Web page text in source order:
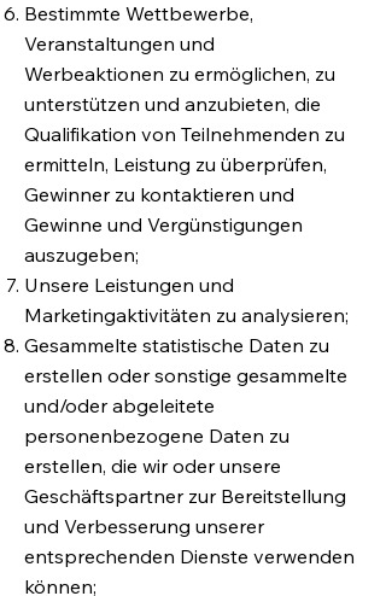
Bestimmte Wettbewerbe,
Veranstaltungen und
Werbeaktionen zu ermöglichen, zu
unterstützen und anzubieten, die
Qualifikation von Teilnehmenden zu
ermitteln, Leistung zu überprüfen,
Gewinner zu kontaktieren und
Gewinne und Vergünstigungen
auszugeben;
Unsere Leistungen und
Marketingaktivitäten zu analysieren;
Gesammelte statistische Daten zu
erstellen oder sonstige gesammelte
und/oder abgeleitete
personenbezogene Daten zu
erstellen, die wir oder unsere
Geschäftspartner zur Bereitstellung
und Verbesserung unserer
entsprechenden Dienste verwenden
können;